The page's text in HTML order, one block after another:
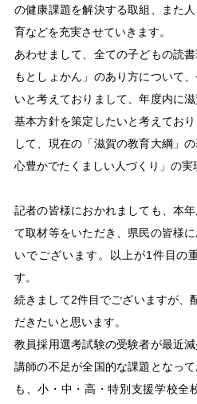
の健康課題を解決する取組、また
育などを充実させていきます。
あわせまして、全ての子どもの読
もとしょかん」のあり方について
いと考えておりまして、年度内に
基本方針を策定したいと考えてお
して、現在の「滋賀の教育大綱」
心豊かでたくましい人づくり」の実
記者の皆様におかれましても、本
て取材等をいただき、県民の皆様
いでございます。以上が1件目の
す。
続きまして2件目でございますが、
だきたいと思います。
教員採用選考試験の受験者が最近
講師の不足が全国的な課題となっ
も、小・中・高・特別支援学校全